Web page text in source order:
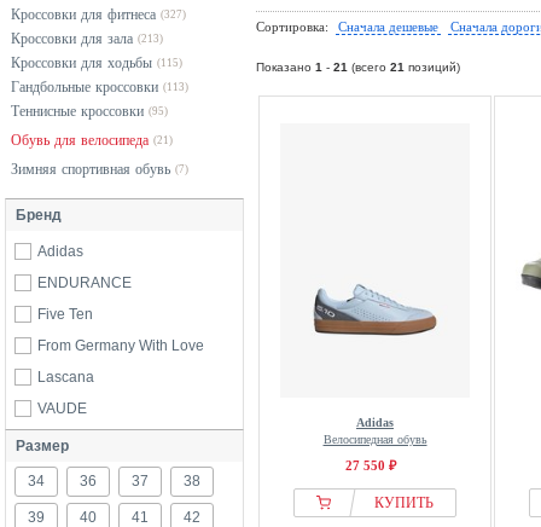
Кроссовки для фитнеса (327)
Кроссовки для зала (213)
Кроссовки для ходьбы (115)
Гандбольные кроссовки (113)
Теннисные кроссовки (95)
Обувь для велосипеда (21)
Зимняя спортивная обувь (7)
Бренд
Adidas
ENDURANCE
Five Ten
From Germany With Love
Lascana
VAUDE
Размер
34 36 37 38
39 40 41 42
Сортировка: Сначала дешевые Сначала
Показано 1 - 21 (всего 21 позиций)
Adidas
Велосипедная обувь
27 550 ₽
КУПИТЬ